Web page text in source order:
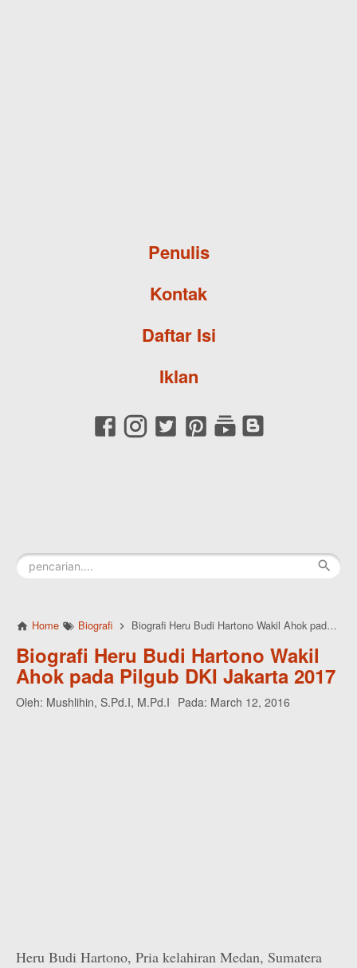
Penulis
Kontak
Daftar Isi
Iklan
Home Biografi Biografi Heru Budi Hartono Wakil Ahok pada Pilgub DKI Jakarta 2017
Biografi Heru Budi Hartono Wakil
Ahok pada Pilgub DKI Jakarta 2017
Oleh: Mushlihin, S.Pd.I, M.Pd.I Pada: March 12, 2016
Heru Budi Hartono, Pria kelahiran Medan, Sumatera